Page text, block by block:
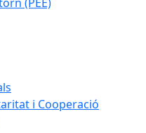
i Cooperació